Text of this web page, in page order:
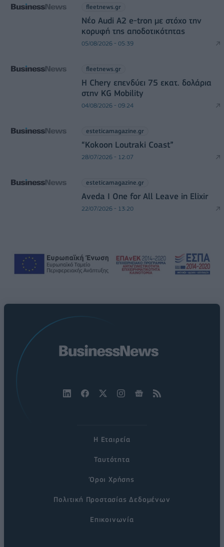
fleetnews.gr
Νέο Audi A2 e-tron με στόχο την
κορυφή της αποδοτικότητας
05/08/2026 - 05:39
fleetnews.gr
Η Chery επενδύει 75 εκατ. δολάρια
στην KG Mobility
04/08/2026 - 09:24
esteticamagazine.gr
“Kokoon Loutraki Coast”
28/07/2026 - 12:07
esteticamagazine.gr
Aveda I One for All Leave in Elixir
22/07/2026 - 13:20
Η Εταιρεία
Ταυτότητα
Όροι Χρήσης
Πολιτική Προστασίας Δεδομένων
Επικοινωνία